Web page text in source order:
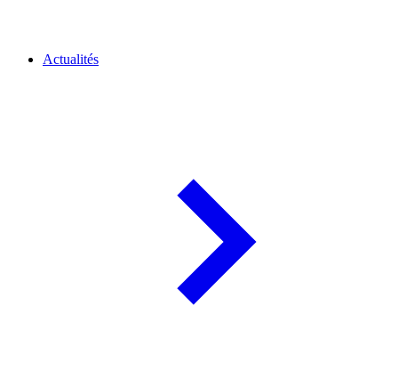
Actualités